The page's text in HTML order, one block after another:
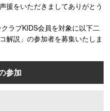
援をいただきましてありがとう
ラブKIDS会員を対象に以下二
解説」の参加者を募集いたしま
参加